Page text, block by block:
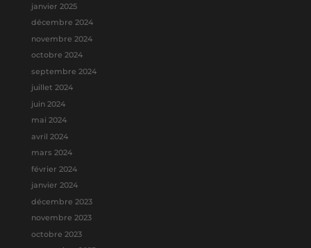
janvier 2025
décembre 2024
novembre 2024
octobre 2024
septembre 2024
juillet 2024
juin 2024
mai 2024
avril 2024
mars 2024
février 2024
janvier 2024
décembre 2023
novembre 2023
octobre 2023